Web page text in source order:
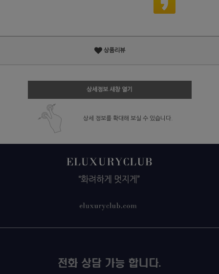
상품리뷰
상세정보 새창 열기
상세 정보를 확대해 보실 수 있습니다.